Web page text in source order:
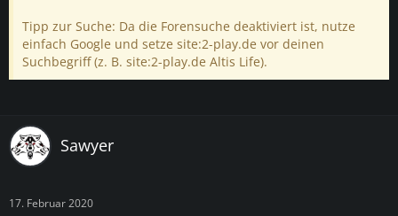
Tipp zur Suche: Da die Forensuche deaktiviert ist, nutze
einfach Google und setze site:2-play.de vor deinen
Suchbegriff (z. B. site:2-play.de Altis Life).
Sawyer
17. Februar 2020